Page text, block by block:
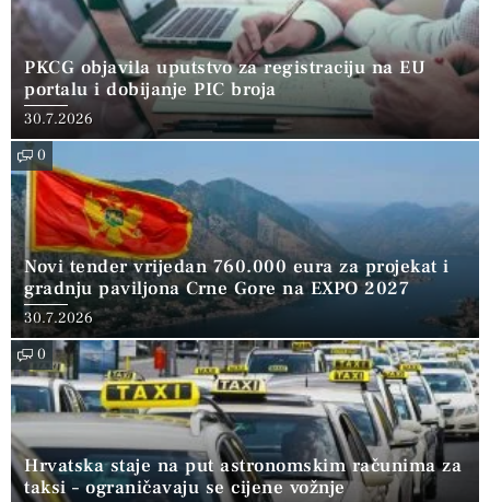
PKCG objavila uputstvo za registraciju na EU
portalu i dobijanje PIC broja
30.7.2026
0
Novi tender vrijedan 760.000 eura za projekat i
gradnju paviljona Crne Gore na EXPO 2027
30.7.2026
0
Hrvatska staje na put astronomskim računima za
taksi – ograničavaju se cijene vožnje